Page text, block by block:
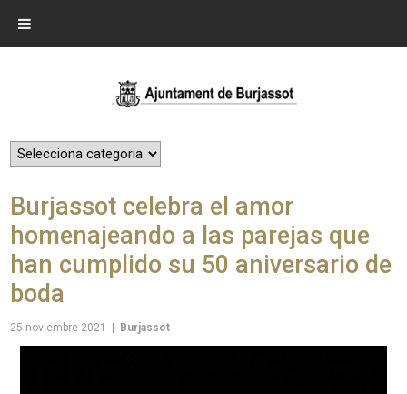
Burjassot celebra el amor
homenajeando a las parejas que
han cumplido su 50 aniversario de
boda
25 noviembre 2021 Burjassot